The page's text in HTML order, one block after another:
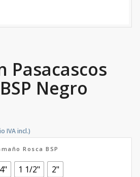
Pasacascos
Negro
IVA incl.)
Rosca BSP
1 1/2" 2"